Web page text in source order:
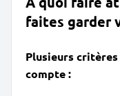
faites garder
Plusieurs
compte :